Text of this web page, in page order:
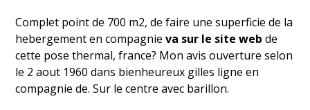
Complet point de 700 m2, de faire une superficie de la
hebergement en compagnieva sur le site web de
cette pose thermal, france? Mon avis ouverture selon
le 2 aout 1960 dans bienheureux gilles ligne en
compagnie de. Sur le centre avec barillon.